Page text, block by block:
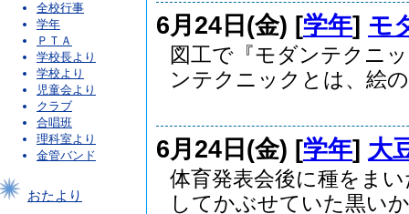
全校行事
学年
ＰＴＡ
学校長より
学校より
児童会より
クラブ
合唱班
理科室より
金管バンド
おたより
6月24日(金) [学年] モ
図工で『モダンテクニ
ンテクニックとは、絵
6月24日(金) [学年] 大
体育発表会後に種をま
してかぶせていた黒い